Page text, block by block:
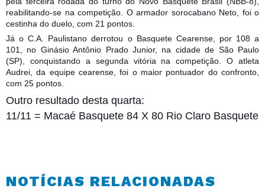
reabilitando-se na competição. O armador sorocabano Neto, foi o
cestinha do duelo, com 21 pontos.
Já o C.A. Paulistano derrotou o Basquete Cearense, por 108 a
101, no Ginásio Antônio Prado Junior, na cidade de São Paulo
(SP), conquistando a segunda vitória na competição. O atleta
Audrei, da equipe cearense, foi o maior pontuador do confronto,
com 25 pontos.
Outro resultado desta quarta:
11/11 = Macaé Basquete 84 X 80 Rio Claro Basquete
NOTÍCIAS RELACIONADAS